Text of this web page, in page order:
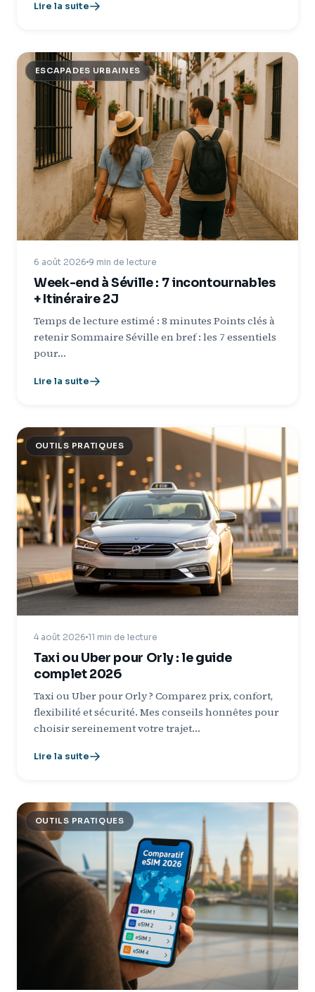
Lire la suite
ESCAPADES URBAINES
6 août 2026 9 min de lecture
Week-end à Séville : 7 incontournables
+ Itinéraire 2J
Temps de lecture estimé : 8 minutes Points clés à
retenir Sommaire Séville en bref : les 7 essentiels
pour…
Lire la suite
OUTILS PRATIQUES
4 août 2026 11 min de lecture
Taxi ou Uber pour Orly : le guide
complet 2026
Taxi ou Uber pour Orly ? Comparez prix, confort,
flexibilité et sécurité. Mes conseils honnêtes pour
choisir sereinement votre trajet…
Lire la suite
OUTILS PRATIQUES